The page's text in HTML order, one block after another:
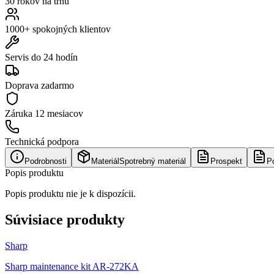
1000+ spokojných klientov
Servis do 24 hodín
Doprava zadarmo
Záruka 12 mesiacov
Technická podpora
Podrobnosti Materiál Spotrebný materiál Prospekt
Popis produktu
Popis produktu nie je k dispozícii.
Súvisiace produkty
Sharp
Sharp maintenance kit AR-272KA